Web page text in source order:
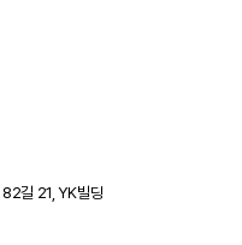
82길 21, YK빌딩